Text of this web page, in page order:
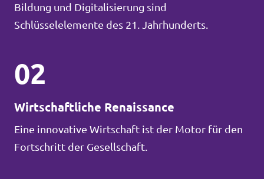
Bildung und Digitalisierung sind
Schlüsselelemente des 21. Jahrhunderts.
02
Wirtschaftliche Renaissance
Eine innovative Wirtschaft ist der Motor für den
Fortschritt der Gesellschaft.